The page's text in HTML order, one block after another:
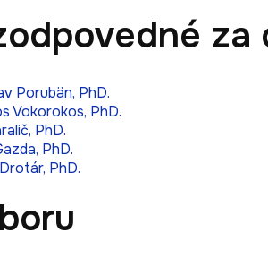
za
Porubän, PhD.
Vokorokos, PhD.
PhD.
PhD.
PhD.